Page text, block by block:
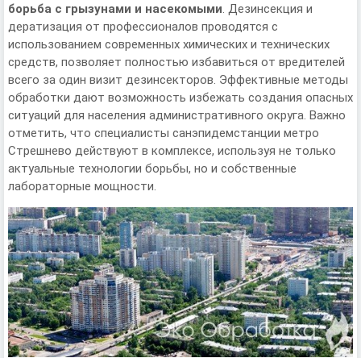
борьба с грызунами и насекомыми. Дезинсекция и
дератизация от профессионалов проводятся с
использованием современных химических и технических
средств, позволяет полностью избавиться от вредителей
всего за один визит дезинсекторов. Эффективные методы
обработки дают возможность избежать создания опасных
ситуаций для населения административного округа. Важно
отметить, что специалисты санэпидемстанции метро
Стрешнево действуют в комплексе, используя не только
актуальные технологии борьбы, но и собственные
лабораторные мощности.